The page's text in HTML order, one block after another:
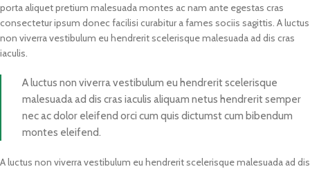
porta aliquet pretium malesuada montes ac nam ante egestas cras
consectetur ipsum donec facilisi curabitur a fames sociis sagittis. A luctus
non viverra vestibulum eu hendrerit scelerisque malesuada ad dis cras
iaculis.
A luctus non viverra vestibulum eu hendrerit scelerisque
malesuada ad dis cras iaculis aliquam netus hendrerit semper
nec ac dolor eleifend orci cum quis dictumst cum bibendum
montes eleifend.
A luctus non viverra vestibulum eu hendrerit scelerisque malesuada ad dis